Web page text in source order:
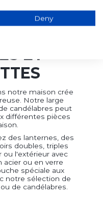
ET
notre maison crée
Notre large
candélabres peut
différentes pièces
des lanternes, des
doubles, triples
ou l'extérieur avec
acier ou en verre
spéciale aux
notre sélection de
de candélabres.
Deny